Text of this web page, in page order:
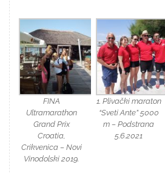
FINA
Ultramarathon
Grand Prix
Croatia,
Crikvenica – Novi
Vinodolski 2019.
1. Plivački maraton
“Sveti Ante” 5000
m – Podstrana
5.6.2021